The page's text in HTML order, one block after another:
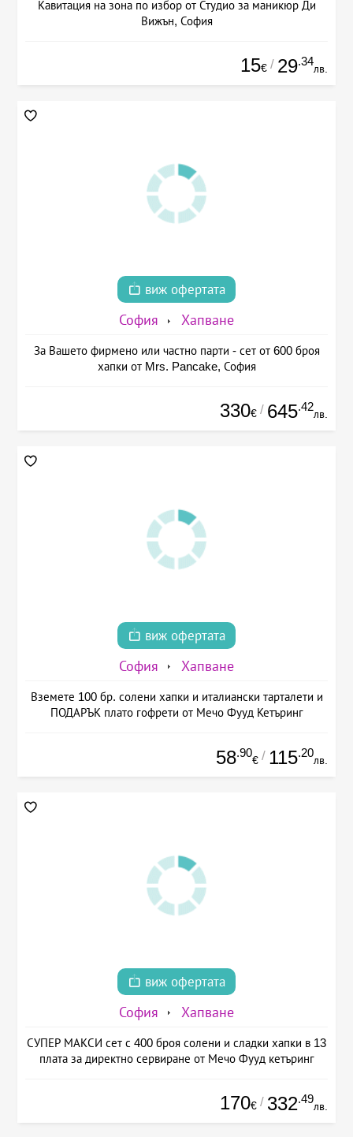
Кавитация на зона по избор от Студио за маникюр Ди
Вижън, София
15€ / 29.34
лв.
виж офертата
София Хапване
За Вашето фирмено или частно парти - сет от 600 броя
хапки от Mrs. Pancake, София
330€ / 645.42
лв.
виж офертата
София Хапване
Вземете 100 бр. солени хапки и италиански тарталети и
ПОДАРЪК плато гофрети от Мечо Фууд Кетъринг
58.90
€ / 115.20
лв.
виж офертата
София Хапване
СУПЕР МАКСИ сет с 400 броя солени и сладки хапки в 13
плата за директно сервиране от Мечо Фууд кетъринг
170€ / 332.49
лв.